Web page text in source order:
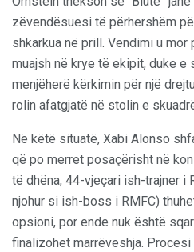
zëvendësuesi të përhershëm
shkarkua në prill. Vendimi u
muajsh në krye të ekipit, duke e
menjëherë kërkimin për një
rolin afatgjatë në stolin e
Në këtë situatë, Xabi Alonso
që po merret posaçërisht në
të dhëna, 44-vjeçari ish-trajner i
njohur si ish-boss i RMFC)
opsioni, por ende nuk është
finalizohet marrëveshja.